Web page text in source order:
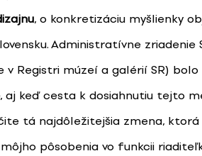
, o konkretizáciu myšlienky
Administratívne zriadenie
v Registri múzeí a galérií SR)
aj keď cesta k dosiahnutiu tejto
tá najdôležitejšia zmena, ktorá
pôsobenia vo funkcii